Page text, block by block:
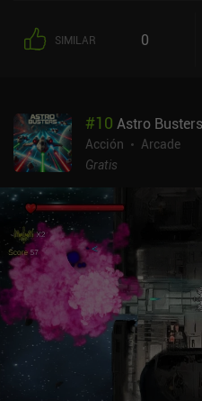
SIMILAR 0
#10 Astro Busters
Acción
Arcade
Gratis